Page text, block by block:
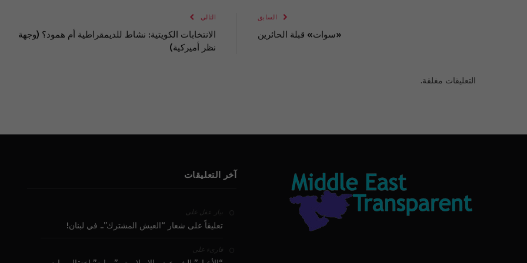
السابق
«سوات» قبلة الحائرين
التالي
الانتخابات الكويتية: نشاط للديمقراطية أم همود؟ (وجهة
نظر أميركية)
التعليقات مغلقة.
آخر التعليقات
بيار عقل على
تعليقاً على شعار “العيش المشترك”.. في لبنان!
قارىء على